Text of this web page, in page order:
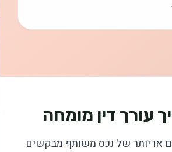
עורך דין מומחה
או יותר של נכס משותף מבקשים